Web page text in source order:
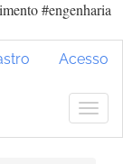
#engenharia
Acesso